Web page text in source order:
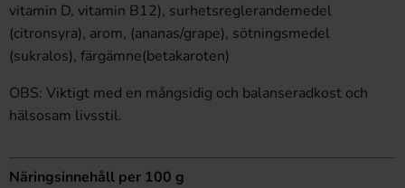
vitamin D, vitamin B12), surhetsreglerandemedel
(citronsyra), arom, (ananas/grape), sötningsmedel
(sukralos), färgämne(betakaroten)
OBS: Viktigt med en mångsidig och balanseradkost och
hälsosam livsstil.
Näringsinnehåll per 100 g